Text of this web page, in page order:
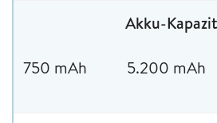
Akku-
750 mAh 5.200 mAh